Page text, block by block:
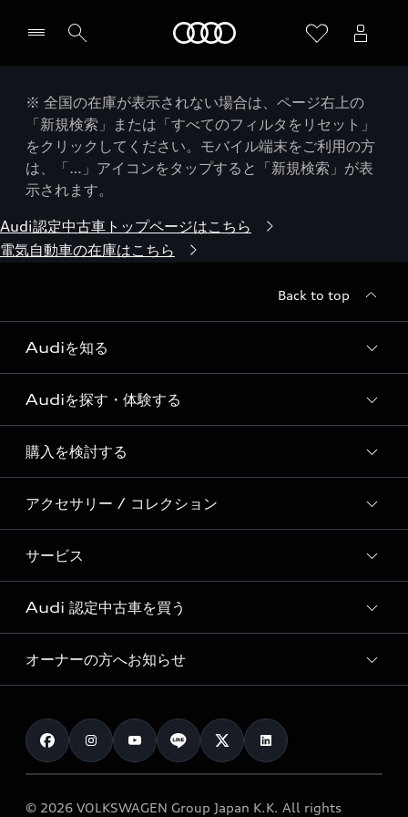
※ 全国の在庫が表示されない場合は、ページ右上の
「新規検索」または「すべてのフィルタをリセット」
をクリックしてください。モバイル端末をご利用の方
は、「…」アイコンをタップすると「新規検索」が表
示されます。
Audi認定中古車トップページはこちら
電気自動車の在庫はこちら
Back to top
Audiを知る
Audi ブランド
Story of Progress
Audi Sport
Formula 1®
デジタルサービス
Audiを探す・体験する
ディーラー検索
新車在庫検索
試乗車・展示車検索
見積り依頼
試乗予約
購入を検討する
モデル一覧
特別仕様モデル / 限定モデル
e-tronラインアップ
価格シミュレーション
車両比較
カタログ一覧
アクセサリー / コレクション
純正アクセサリー
オンラインショップ
Audi collection
アウディナビアプリ
サービス
サービス入庫予約
サービスプログラム
メンテナンス
車検 / 定期点検
e-tronアフターサポート
Audi 認定中古車を買う
Audi認定中古車
クオリティ
保証
メンテナンス
オーナーの方へお知らせ
お知らせ
オーナー様向けキャンペーン
© 2026 VOLKSWAGEN Group Japan K.K. All rights